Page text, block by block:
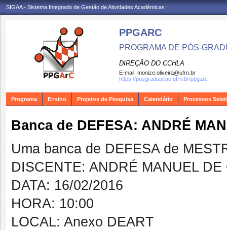
SIGAA - Sistema Integrado de Gestão de Atividades Acadêmicas
PPGARC
PROGRAMA DE PÓS-
DIREÇÃO DO CCHLA
E-mail: monize.oliveira@ufrn.br
https://posgraduacao.ufrn.br/ppgarc
Programa Ensino Projetos de Pesquisa Calendário Processos
Banca de DEFESA: ANDRÉ
Uma banca de DEFESA de
DISCENTE: ANDRÉ MANUEL
DATA: 16/02/2016
HORA: 10:00
LOCAL: Anexo DEART